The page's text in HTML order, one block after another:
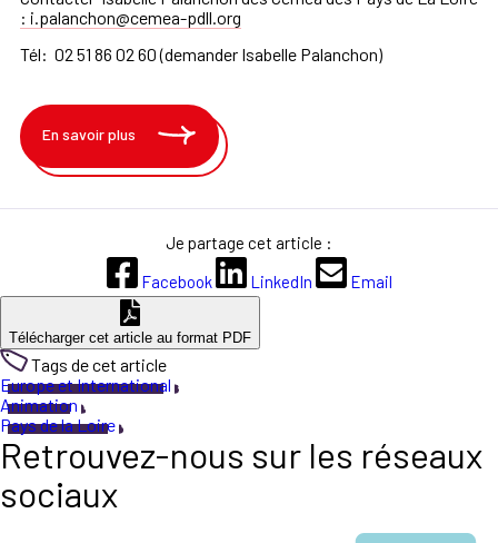
: i.palanchon@cemea-pdll.org
Tél: 02 51 86 02 60 (demander Isabelle Palanchon)
En savoir plus
Je partage cet article :
Facebook
LinkedIn Email
Télécharger cet article au format PDF
Tags de cet article
Europe et International
Animation
Pays de la Loire
Retrouvez-nous sur les réseaux
sociaux